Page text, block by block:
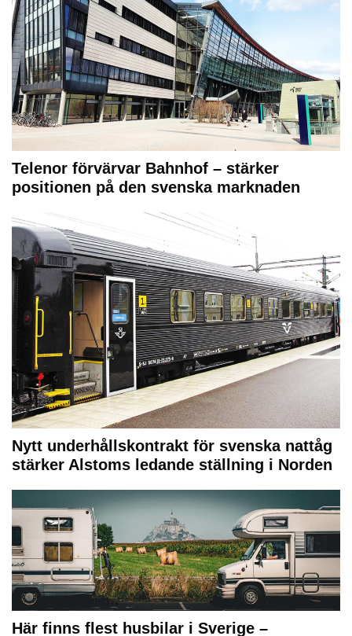
Telenor förvärvar Bahnhof – stärker
positionen på den svenska marknaden
Nytt underhållskontrakt för svenska nattåg
stärker Alstoms ledande ställning i Norden
Här finns flest husbilar i Sverige –